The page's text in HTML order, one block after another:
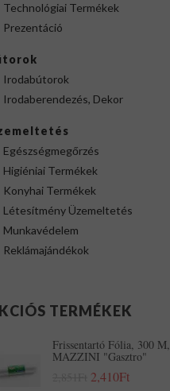
Technológiai Termékek
Prezentáció
Irodabútorok
Irodaberendezés, Dekor
Egészségmegőrzés
Higiéniai Termékek
Konyhai Termékek
Létesítmény Üzemeltetés
Munkavédelem
Reklámajándékok
TERMÉKEK
Frissentartó Fólia, 300 M,
MAZZINI "Gasztro"
2,410Ft